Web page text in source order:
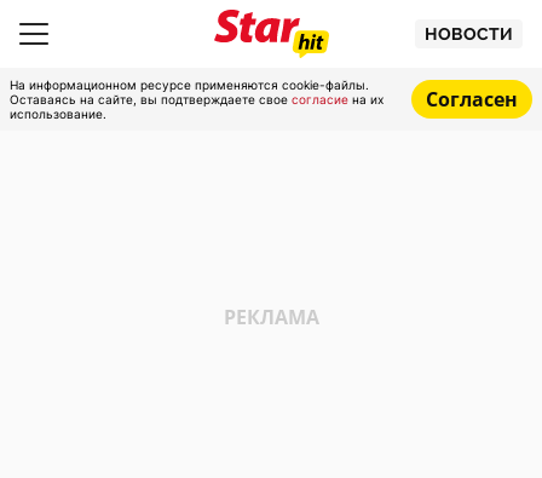
НОВОСТИ
На информационном ресурсе применяются cookie-файлы.
Оставаясь на сайте, вы подтверждаете свое согласие на их
использование.
Согласен